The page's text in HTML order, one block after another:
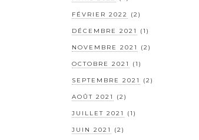
FÉVRIER 2022 (2)
DÉCEMBRE 2021 (1)
NOVEMBRE 2021 (2)
OCTOBRE 2021 (1)
SEPTEMBRE 2021 (2)
AOÛT 2021 (2)
JUILLET 2021 (1)
JUIN 2021 (2)